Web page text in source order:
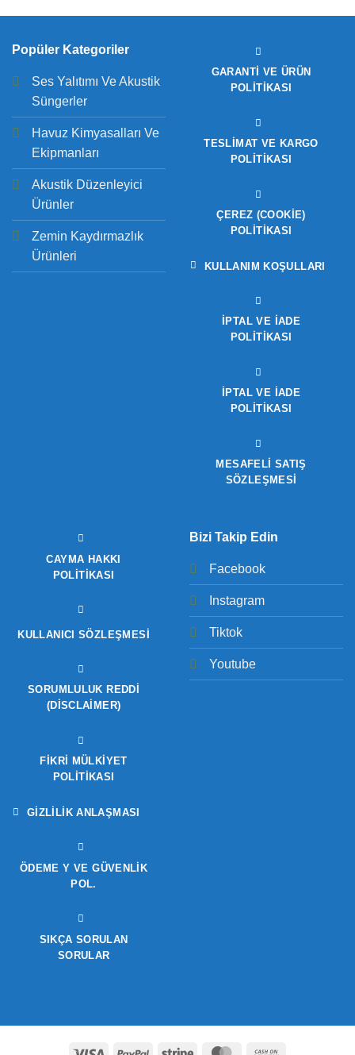
Popüler Kategoriler
Ses Yalıtımı Ve Akustik
Süngerler
Havuz Kimyasalları Ve
Ekipmanları
Akustik Düzenleyici
Ürünler
Zemin Kaydırmazlık
Ürünleri
GARANTI VE ÜRÜN
POLITIKASI
TESLIMAT VE KARGO
POLITIKASI
ÇEREZ (COOKIE)
POLITIKASI
KULLANIM KOŞULLARI
İPTAL VE İADE
POLITIKASI
İPTAL VE İADE
POLITIKASI
MESAFELİ SATIŞ
SÖZLEŞMESİ
CAYMA HAKKI
POLITIKASI
KULLANICI SÖZLEŞMESI
SORUMLULUK REDDI
(DISCLAIMER)
FIKRI MÜLKIYET
POLITIKASI
GIZLILIK ANLAŞMASI
ÖDEME Y VE GÜVENLIK
POL.
SIKÇA SORULAN
SORULAR
Bizi Takip Edin
Facebook
Instagram
Tiktok
Youtube